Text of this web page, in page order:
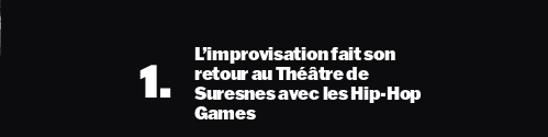
1.
L’improvisation fait son
retour au Théâtre de
Suresnes avec les Hip-Hop
Games